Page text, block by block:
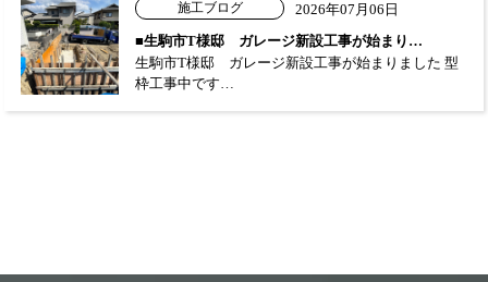
施工ブログ
2026年07月06日
■生駒市T様邸 ガレージ新設工事が始まり…
生駒市T様邸 ガレージ新設工事が始まりました 型
枠工事中です…